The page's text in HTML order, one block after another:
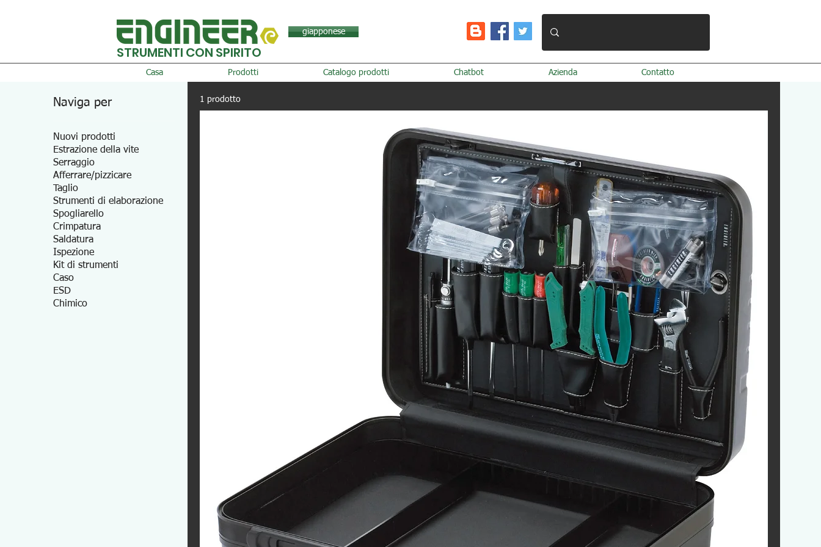
giapponese
STRUMENTI CON SPIRITO
Casa Prodotti Catalogo prodotti Chatbot Azienda Contatto
Naviga per
Nuovi prodotti
Estrazione della vite
Serraggio
Afferrare/pizzicare
Taglio
Strumenti di elaborazione
Spogliarello
Crimpatura
Saldatura
Ispezione
Kit di strumenti
Caso
ESD
Chimico
1 prodotto